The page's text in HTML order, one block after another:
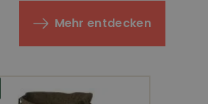
Mehr entdecken